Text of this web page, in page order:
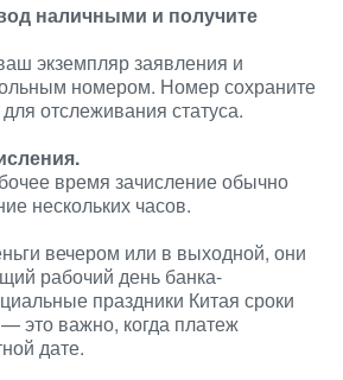
наличными и получите
экземпляр заявления и
номером. Номер сохраните
отслеживания статуса.
время зачисление обычно
нескольких часов.
вечером или в выходной, они
рабочий день банка-
праздники Китая сроки
— это важно, когда платеж
дате.